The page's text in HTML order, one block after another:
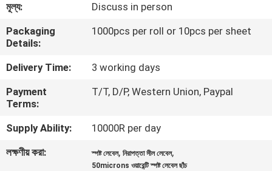
ভ্রমণ
নিয়ন্ত্রণ
করুন
মূল্য:
Discuss in person
Packaging
Details:
1000pcs per roll or 10pcs per sheet
Delivery Time:
3 working days
Payment
Terms:
T/T, D/P, Western Union, Paypal
Supply Ability:
10000R per day
লক্ষণীয় করা:
স্পষ্ট লেবেল,নিরাপত্তা সীল লেবেল,
50microns ওয়ারেন্টি স্পষ্ট লেবেল ছাঁচ